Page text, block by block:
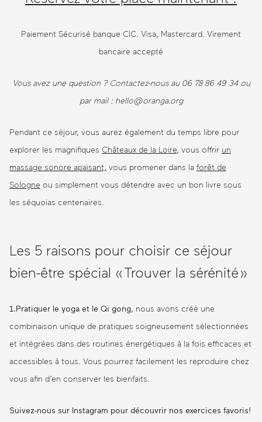
Paiement Sécurisé banque CIC. Visa, Mastercard. Virement
bancaire accepté
Vous avez une question ? Contactez-nous au 06 78 86 49 34 ou
par mail : hello@oranga.org
Pendant ce séjour, vous aurez également du temps libre pour
explorer les magnifiques Châteaux de la Loire, vous offrir un
massage sonore apaisant, vous promener dans la forêt de
Sologne ou simplement vous détendre avec un bon livre sous
les séquoias centenaires.
Les 5 raisons pour choisir ce séjour
bien-être spécial « Trouver la sérénité »
1.Pratiquer le yoga et le Qi gong, nous avons créé une
combinaison unique de pratiques soigneusement sélectionnées
et intégrées dans des routines énergétiques à la fois efficaces et
accessibles à tous. Vous pourrez facilement les reproduire chez
vous afin d’en conserver les bienfaits.
Suivez-nous sur Instagram pour découvrir nos exercices favoris!